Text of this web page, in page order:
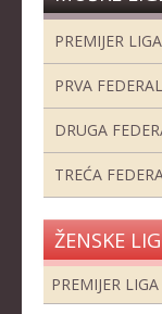
PREMIJER LIGA
PRVA
DRUGA
TREĆA
ŽENSKE
PREMIJER LIGA